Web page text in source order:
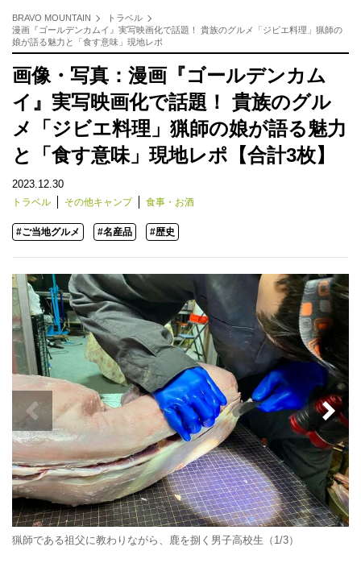
BRAVO MOUNTAIN
トラベル
漫画『ゴールデンカムイ』実写映画化で話題！ 貴族のグルメ「ジビエ料理」猟師の
娘が語る魅力と「食す意味」現地レポ
画像・写真：漫画『ゴールデンカム
イ』実写映画化で話題！ 貴族のグル
メ「ジビエ料理」猟師の娘が語る魅力
と「食す意味」現地レポ【合計3枚】
2023.12.30
トラベル その他キャンプ 食事・お酒
#ご当地グルメ #名産品 #歴史
猟師である祖父に教わりながら、鹿を捌く男子高校生（1/3）